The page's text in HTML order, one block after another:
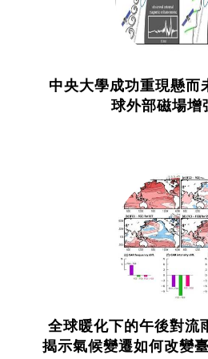
中央大學成功重現懸而
球外部磁場增
全球暖化下的午後對流
揭示氣候變遷如何改變